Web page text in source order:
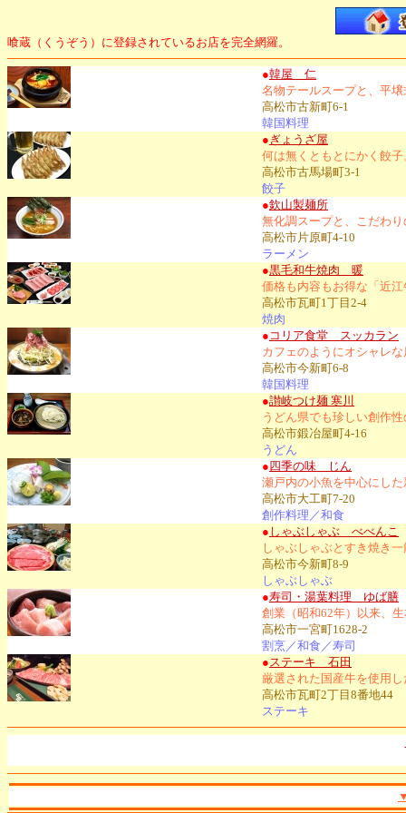
喰蔵（くうぞう）に登録されているお店を完全網羅。
●韓屋 仁
名物テールスープと、平
高松市古新町6-1
韓国料理
● ぎょうざ屋
何は無くともとにかく餃
高松市古馬場町3-1
餃子
●欽山製麺所
無化調スープと、こだわ
高松市片原町4-10
ラーメン
●黒毛和牛焼肉 暖
価格も内容もお得な「近
高松市瓦町1丁目2-4
焼肉
● コリア食堂 スッカラン
カフェのようにオシャレ
高松市今新町6-8
韓国料理
●讃岐つけ麺 寒川
うどん県でも珍しい創作
高松市鍛冶屋町4-16
うどん
●四季の味 じん
瀬戸内の小魚を中心にし
高松市大工町7-20
創作料理／和食
● しゃぶしゃぶ べべんこ
しゃぶしゃぶとすき焼き
高松市今新町8-9
しゃぶしゃぶ
●寿司・湯葉料理 ゆば膳
創業（昭和62年）以来、
高松市一宮町1628-2
割烹／和食／寿司
●ステーキ 石田
厳選された国産牛を使用
高松市瓦町2丁目8番地44
ステーキ